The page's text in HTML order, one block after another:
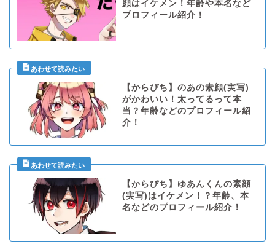
顔はイケメン！年齢や本名など
プロフィール紹介！
【からぴち】のあの素顔(実写)
がかわいい！太ってるって本
当？年齢などのプロフィール紹
介！
【からぴち】ゆあんくんの素顔
(実写)はイケメン！？年齢、本
名などのプロフィール紹介！